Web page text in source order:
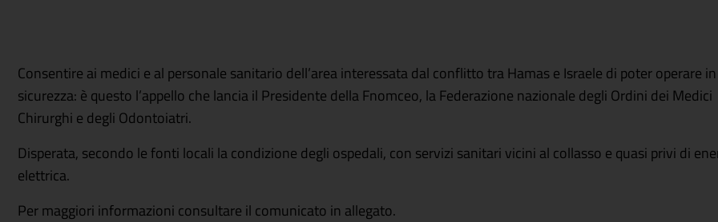
Consentire ai medici e al personale sanitario dell’area interessata dal conflitto tra Hamas e Israele di poter operare in
sicurezza: è questo l’appello che lancia il Presidente della Fnomceo, la Federazione nazionale degli Ordini dei Medici
Chirurghi e degli Odontoiatri.
Disperata, secondo le fonti locali la condizione degli ospedali, con servizi sanitari vicini al collasso e quasi privi di
elettrica.
Per maggiori informazioni consultare il comunicato in allegato.